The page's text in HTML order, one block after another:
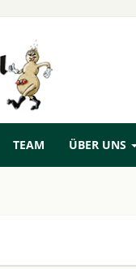
TEAM ÜBER UNS